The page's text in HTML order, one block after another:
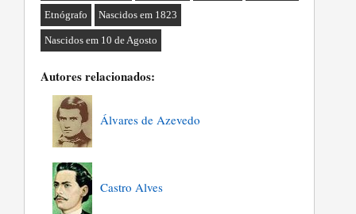
Etnógrafo Nascidos em 1823
Nascidos em 10 de Agosto
Autores relacionados:
Álvares de Azevedo
Castro Alves